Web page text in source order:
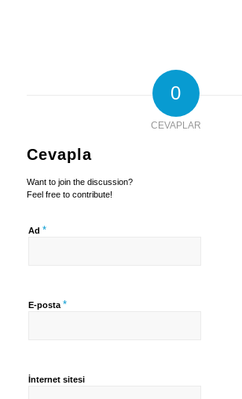
0
CEVAPLAR
Cevapla
Want to join the discussion?
Feel free to contribute!
Ad *
E-posta *
İnternet sitesi